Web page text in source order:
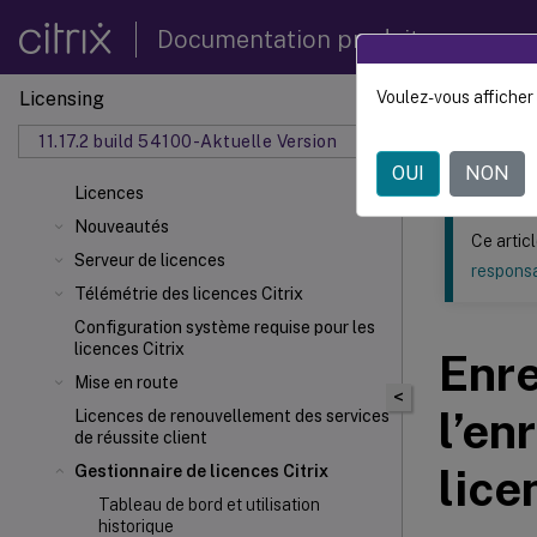
Documentation produit
Licensing
11.17.2 build 54100-Aktuelle Version
Licences
Nouveautés
Serveur de licences
Télémétrie des licences Citrix
Configuration système requise pour les
licences Citrix
Mise en route
Licences de renouvellement des services
de réussite client
Gestionnaire de licences Citrix
Tableau de bord et utilisation
historique
Ce contenu a
<
Ce
Voulez-vous
OUI NON